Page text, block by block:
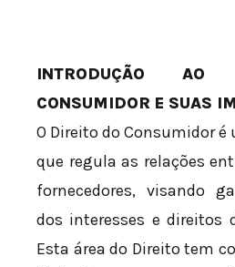
INTRODUÇÃO
CONSUMIDOR E SUAS
O Direito do Consumidor
que regula as relações
fornecedores, visando
dos interesses e direitos
Esta área do Direito tem